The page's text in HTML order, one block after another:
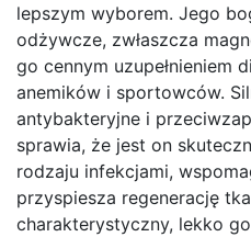
lepszym wyborem. Jego
odżywcze, zwłaszcza
go cennym uzupełnieniem
anemików i sportowców.
antybakteryjne i
sprawia, że jest on
rodzaju infekcjami,
przyspiesza regenerację
charakterystyczny, lekko